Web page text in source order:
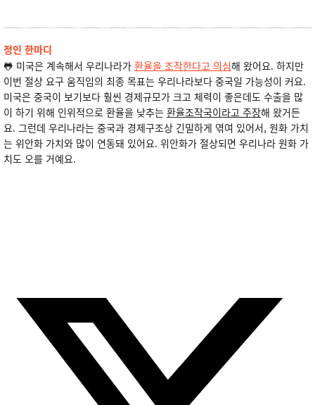
정인 한마디
🐸 미국은 계속해서 우리나라가 환율을 조작한다고 의심해 왔어요. 하지만
이번 절상 요구 움직임의 최종 목표는 우리나라보다 중국일 가능성이 커요.
미국은 중국이 보기보다 훨씬 경제규모가 크고 체력이 좋은데도 수출을 많
이 하기 위해 인위적으로 환율을 낮추는 환율조작국이라고 주장해 왔거든
요. 그런데 우리나라는 중국과 경제구조상 긴밀하게 엮여 있어서, 원화 가치
는 위안화 가치와 많이 연동돼 있어요. 위안화가 절상되면 우리나라 원화 가
치도 오를 거예요.